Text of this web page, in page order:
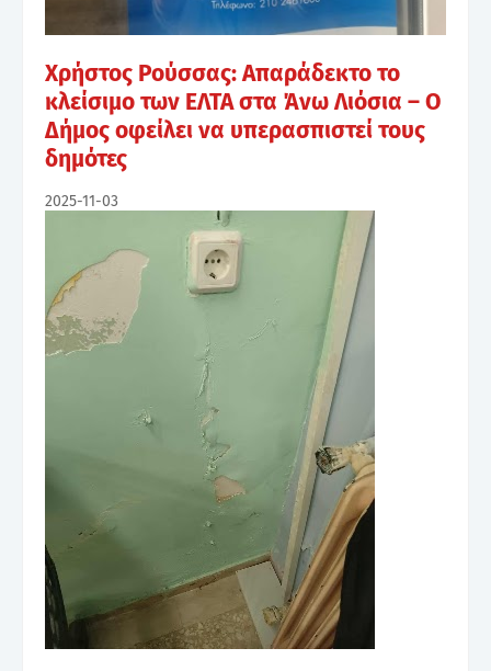
Χρήστος Ρούσσας: Απαράδεκτο το
κλείσιμο των ΕΛΤΑ στα Άνω Λιόσια – Ο
Δήμος οφείλει να υπερασπιστεί τους
δημότες
2025-11-03